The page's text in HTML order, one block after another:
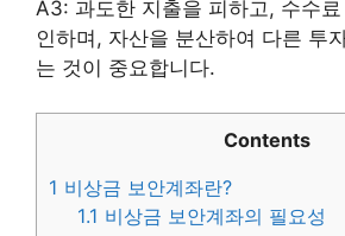
A3: 과도한 지출을 피하고, 수수
인하며, 자산을 분산하여 다른 투
는 것이 중요합니다.
Contents
1 비상금 보안계좌란?
1.1 비상금 보안계좌의 필요성